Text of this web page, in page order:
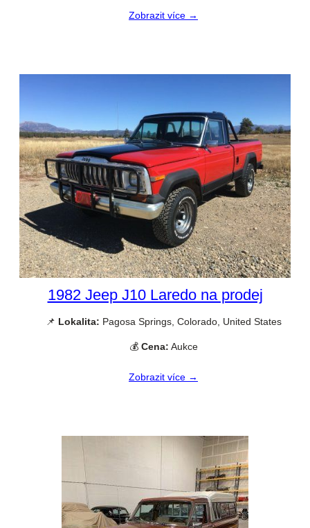
Zobrazit více →
1982 Jeep J10 Laredo na prodej
📌 Lokalita: Pagosa Springs, Colorado, United States
💰 Cena: Aukce
Zobrazit více →